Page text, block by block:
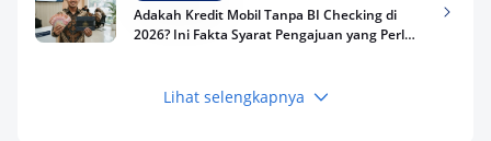
Adakah Kredit Mobil Tanpa BI Checking di
2026? Ini Fakta Syarat Pengajuan yang Perlu
Keuangan
Lihat selengkapnya